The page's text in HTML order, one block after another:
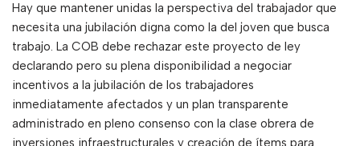
Hay que mantener unidas la perspectiva del trabajador que
necesita una jubilación digna como la del joven que busca
trabajo. La COB debe rechazar este proyecto de ley
declarando pero su plena disponibilidad a negociar
incentivos a la jubilación de los trabajadores
inmediatamente afectados y un plan transparente
administrado en pleno consenso con la clase obrera de
inversiones infraestructurales y creación de ítems para